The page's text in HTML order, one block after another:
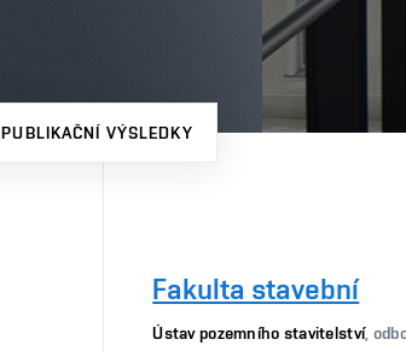
PUBLIKAČNÍ VÝSLEDKY
Fakulta stavební
Ústav pozemního stavitelství,